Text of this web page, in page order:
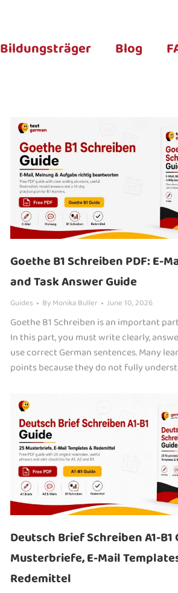
Bildungsträger Blog
Goethe B1 Schreiben PDF: E-
and Task Answer Guide
Guides ByMonika Buller June 10, 2026
Goethe B1 Schreiben is an important
In this part, you must write clearly,
use correct German sentences. Many
points because they do not fully
Deutsch Brief Schreiben A1-B1
Musterbriefe, E-Mail
Redemittel